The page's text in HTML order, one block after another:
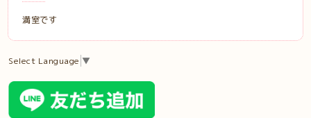
満室です
Select Language ▼